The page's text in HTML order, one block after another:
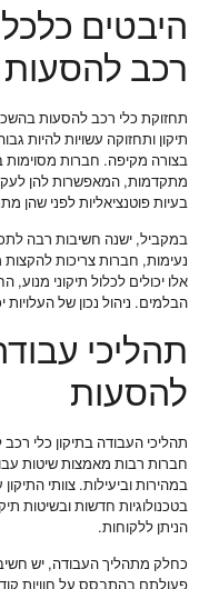
היבטים
רכב להסעות
תחזוקת כלי רכב להסעות
תיקון ותחזוקה עשויות להיות
בצורה מקיפה. חברות מסוימות
מתקדמות, המאפשרות להן
בעיות פוטנציאליות לפני שהן
במקביל, ישנה חשיבות רבה
נעימות, חברות צריכות
אלו יכולים לכלול תיקוני
הבלמים. ניהול נכון של
תהליכי
להסעות
תהליכי העבודה בתיקון כלי
חברות רבות מאמצות שיטות
במהירות וביעילות. צוותי
בטכנולוגיות חדשות ובשיטות
הניתן ללקוחות.
כחלק מתהליך העבודה, יש